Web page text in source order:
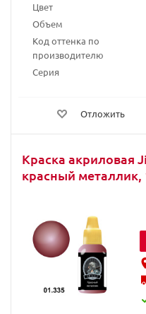
Цвет
Объем
Код оттенка по
производителю
Серия
Отложить
Краска акриловая
красный металлик,